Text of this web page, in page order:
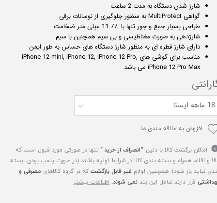
شارژ شدن دستگاه به مدت 2 ساعت
گواهی MultiProtect به منظور جلوگیری از نوسانات برقی
طراحی بسیار جمع و جور تنها با 11.77 میلی متر ضخامت
شارژدهی به صورت مغناظیسی و بی سیم همچنین با سیم
دارای شارژ قطره ای به منظور شارژ دستگاه های حساس به طور ایمن
مناسب برای گوشی های iPhone 12 mini, iPhone 12, iPhone 12 Pro,
iPhone 12 Pro Max می باشد
18 ماهه ایستا
افزودن به علاقه مندی ها
امکان برگشت کالا با دلیل "انصراف از خرید" تنها در صورتی مورد قبول است که
و اقلام همراه و بسته بندی کالا در شرایط اولیه باشند (در صورت پلمپ بودن، بسته
نباید باز شود). همچنین لوازم غیر قابل بازگشت که در گروه کالاهای مصرفی و
قرار دارند شامل این بند نمی شوند. اطلاعات بیشتر